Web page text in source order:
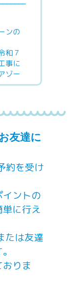
ンの
和７
事に
ゾー
待ち
いた
い
ヴィ
感
まい
友達に
約を受け
ントの
に行え
たは友達
りま